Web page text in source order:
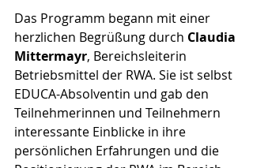
Das Programm begann mit einer
herzlichen Begrüßung durch Claudia
Mittermayr, Bereichsleiterin
Betriebsmittel der RWA. Sie ist selbst
EDUCA-Absolventin und gab den
Teilnehmerinnen und Teilnehmern
interessante Einblicke in ihre
persönlichen Erfahrungen und die